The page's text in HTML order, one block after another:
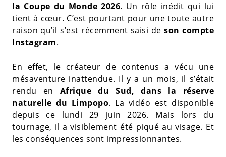
la Coupe du Monde 2026. Un rôle inédit qui lui
tient à cœur. C’est pourtant pour une toute autre
raison qu’il s’est récemment saisi deson compte
Instagram.
En effet, le créateur de contenus a vécu une
mésaventure inattendue. Il y a un mois, il s’était
rendu en Afrique du Sud, dans la réserve
naturelle du Limpopo. La vidéo est disponible
depuis ce lundi 29 juin 2026. Mais lors du
tournage, il a visiblement été piqué au visage. Et
les conséquences sont impressionnantes.